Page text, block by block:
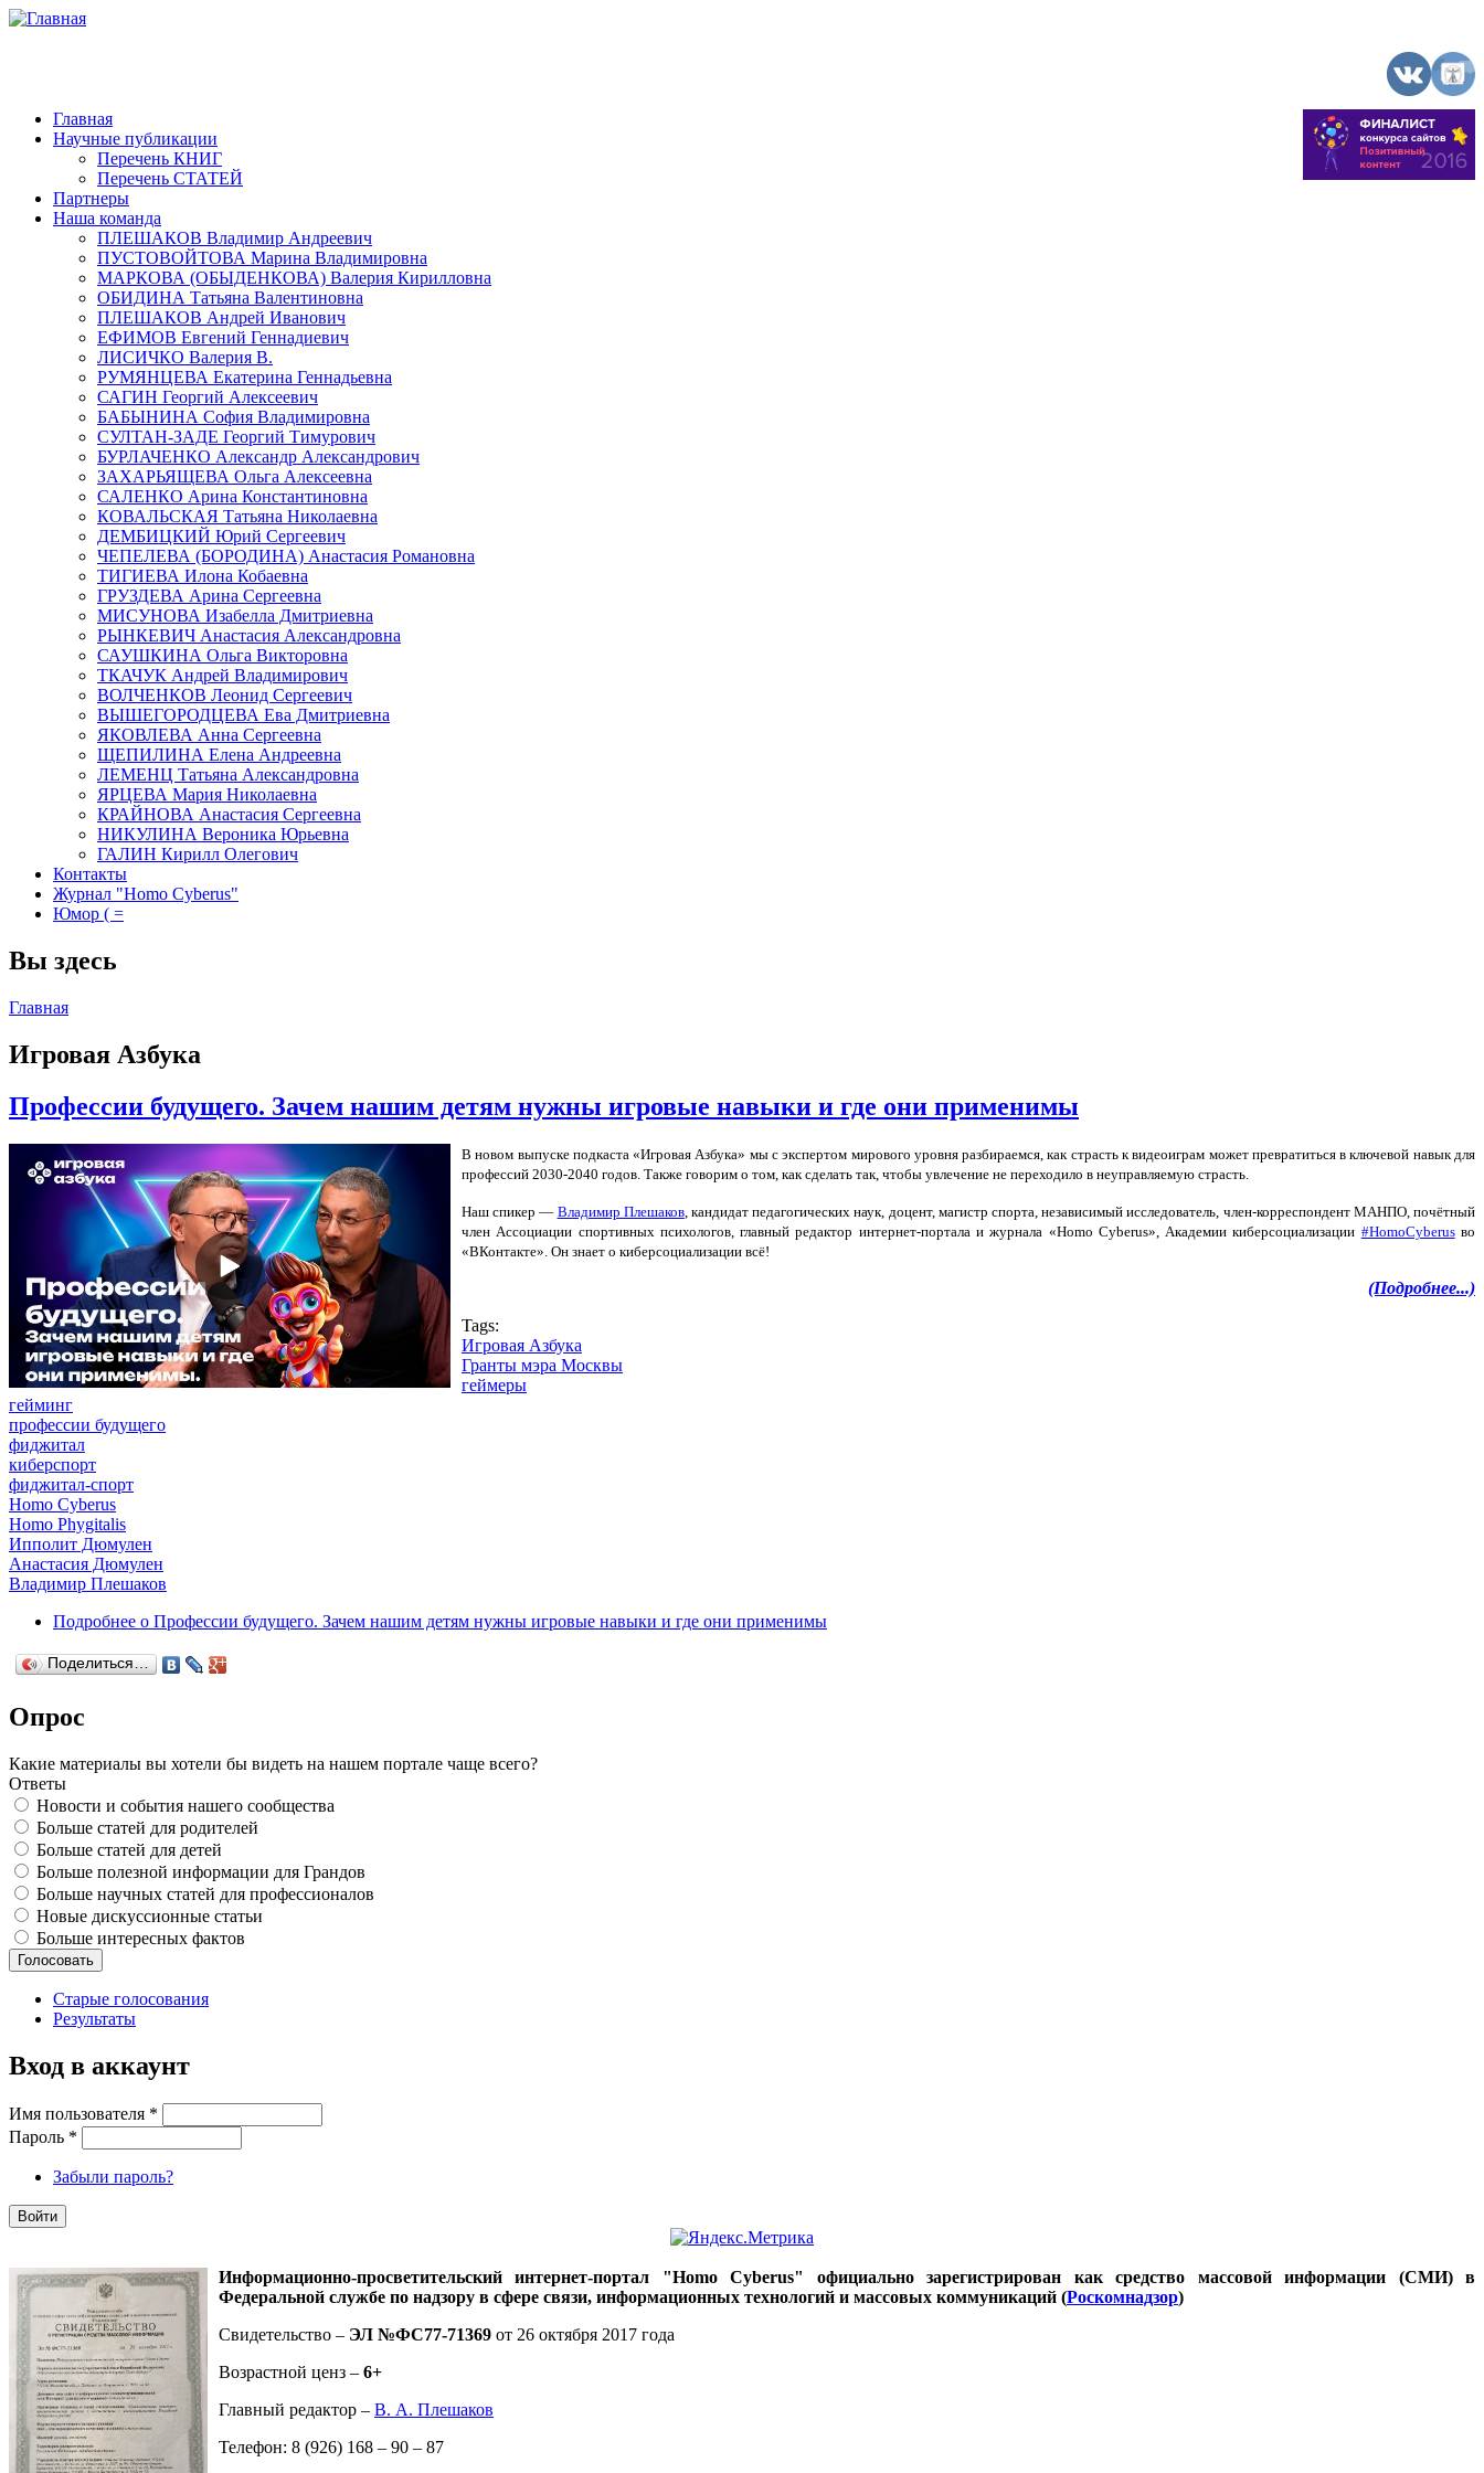
Главная
Научные публикации
Перечень КНИГ
Перечень СТАТЕЙ
Партнеры
Наша команда
ПЛЕШАКОВ Владимир Андреевич
ПУСТОВОЙТОВА Марина Владимировна
МАРКОВА (ОБЫДЕНКОВА) Валерия Кирилловна
ОБИДИНА Татьяна Валентиновна
ПЛЕШАКОВ Андрей Иванович
ЕФИМОВ Евгений Геннадиевич
ЛИСИЧКО Валерия В.
РУМЯНЦЕВА Екатерина Геннадьевна
САГИН Георгий Алексеевич
БАБЫНИНА София Владимировна
СУЛТАН-ЗАДЕ Георгий Тимурович
БУРЛАЧЕНКО Александр Александрович
ЗАХАРЬЯЩЕВА Ольга Алексеевна
САЛЕНКО Арина Константиновна
КОВАЛЬСКАЯ Татьяна Николаевна
ДЕМБИЦКИЙ Юрий Сергеевич
ЧЕПЕЛЕВА (БОРОДИНА) Анастасия Романовна
ТИГИЕВА Илона Кобаевна
ГРУЗДЕВА Арина Сергеевна
МИСУНОВА Изабелла Дмитриевна
РЫНКЕВИЧ Анастасия Александровна
САУШКИНА Ольга Викторовна
ТКАЧУК Андрей Владимирович
ВОЛЧЕНКОВ Леонид Сергеевич
ВЫШЕГОРОДЦЕВА Ева Дмитриевна
ЯКОВЛЕВА Анна Сергеевна
ЩЕПИЛИНА Елена Андреевна
ЛЕМЕНЦ Татьяна Александровна
ЯРЦЕВА Мария Николаевна
КРАЙНОВА Анастасия Сергеевна
НИКУЛИНА Вероника Юрьевна
ГАЛИН Кирилл Олегович
Контакты
Журнал "Homo Cyberus"
Юмор ( =
Вы здесь
Главная
Игровая Азбука
Профессии будущего. Зачем нашим детям нужны игровые навыки и где они применимы
В новом выпуске подкаста «Игровая Азбука» мы с экспертом мирового уровня разбираемся, как страсть к видеоиграм может превратиться в ключевой навык для
профессий 2030-2040 годов. Также говорим о том, как сделать так, чтобы увлечение не переходило в неуправляемую страсть.
Наш спикер — Владимир Плешаков, кандидат педагогических наук, доцент, магистр спорта, независимый исследователь, член-корреспондент МАНПО, почётный
член Ассоциации спортивных психологов, главный редактор интернет-портала и журнала «Homo Cyberus», Академии киберсоциализации #HomoCyberusво
«ВКонтакте». Он знает о киберсоциализации всё!
(Подробнее...)
Tags:
Игровая Азбука
Гранты мэра Москвы
геймеры
гейминг
профессии будущего
фиджитал
киберспорт
фиджитал-спорт
Homo Cyberus
Homo Phygitalis
Ипполит Дюмулен
Анастасия Дюмулен
Владимир Плешаков
Подробнее о Профессии будущего. Зачем нашим детям нужны игровые навыки и где они применимы
Поделиться…
Опрос
Какие материалы вы хотели бы видеть на нашем портале чаще всего?
Ответы
Новости и события нашего сообщества
Больше статей для родителей
Больше статей для детей
Больше полезной информации для Грандов
Больше научных статей для профессионалов
Новые дискуссионные статьи
Больше интересных фактов
Старые голосования
Результаты
Вход в аккаунт
Имя пользователя *
Пароль *
Забыли пароль?
Информационно-просветительский интернет-портал "Homo Cyberus" официально зарегистрирован как средство массовой информации (СМИ) в
Федеральной службе по надзору в сфере связи, информационных технологий и массовых коммуникаций (Роскомнадзор)
Свидетельство – ЭЛ №ФС77-71369 от 26 октября 2017 года
Возрастной ценз – 6+
Главный редактор – В. А. Плешаков
Телефон: 8 (926) 168 – 90 – 87